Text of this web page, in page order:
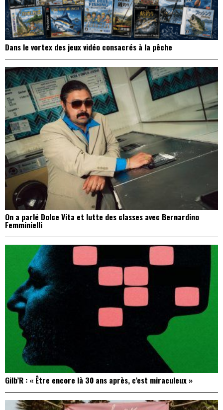
Dans le vortex des jeux vidéo consacrés à la pêche
On a parlé Dolce Vita et lutte des classes avec Bernardino
Femminielli
Gilb’R : « Être encore là 30 ans après, c’est miraculeux »